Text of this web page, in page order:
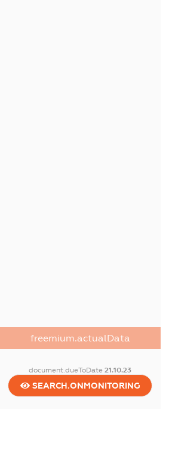
freemium.actualData
document.dueToDate21.10.23
SEARCH.ONMONITORING